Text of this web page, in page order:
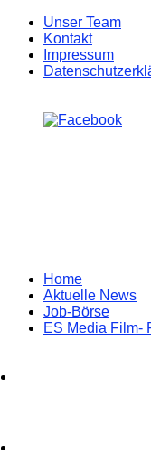
Unser Team
Kontakt
Impressum
Zum
Inhalt
springen
Home
Aktuelle News
Job-Börse
ES Media Film-